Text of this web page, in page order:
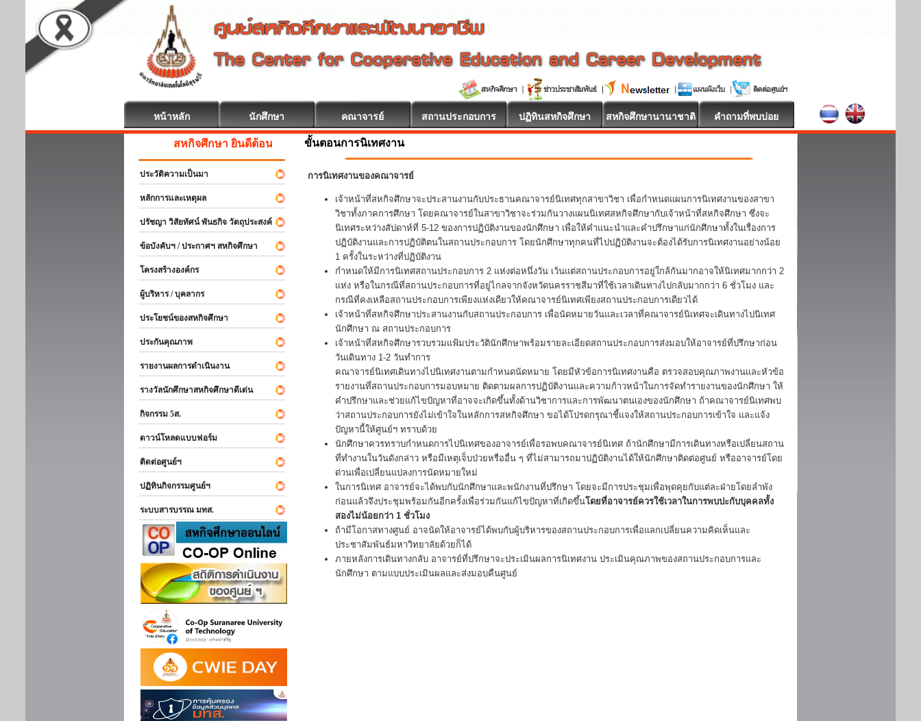
หน้าหลัก นักศึกษา คณาจารย์ สถานประกอบการ ปฏิทินสหกิจศึกษา สหกิจศึกษานานาชาติ คำถามที่พบบ่อย
สหกิจศึกษา ยินดีต้อนรับ
ประวัติความเป็นมา
หลักการและเหตุผล
ปรัชญา วิสัยทัศน์ พันธกิจ วัตถุประสงค์
ข้อบังคับฯ / ประกาศฯ สหกิจศึกษา
โครงสร้างองค์กร
ผู้บริหาร / บุคลากร
ประโยชน์ของสหกิจศึกษา
ประกันคุณภาพ
รายงานผลการดำเนินงาน
รางวัลนักศึกษาสหกิจศึกษาดีเด่น
กิจกรรม 5ส.
ดาวน์โหลดแบบฟอร์ม
ติดต่อศูนย์ฯ
ปฏิทินกิจกรรมศูนย์ฯ
ระบบสารบรรณ มทส.
ขั้นตอนการนิเทศงาน
การนิเทศงานของคณาจารย์
เจ้าหน้าที่สหกิจศึกษาจะประสานงานกับประธานคณาจารย์นิเทศทุกสาขาวิชา เพื่อกำหนดแผนการนิเทศงานของสาขา
วิชาทั้งภาคการศึกษา โดยคณาจารย์ในสาขาวิชาจะร่วมกันวางแผนนิเทศสหกิจศึกษากับเจ้าหน้าที่สหกิจศึกษา ซึ่งจะ
นิเทศระหว่างสัปดาห์ที่ 5-12 ของการปฏิบัติงานของนักศึกษา เพื่อให้คำแนะนำและคำปรึกษาแก่นักศึกษาทั้งในเรื่องการ
ปฏิบัติงานและการปฏิบัติตนในสถานประกอบการ โดยนักศึกษาทุกคนที่ไปปฏิบัติงานจะต้องได้รับการนิเทศงานอย่างน้อย
1 ครั้งในระหว่างที่ปฏิบัติงาน
กำหนดให้มีการนิเทศสถานประกอบการ 2 แห่งต่อหนึ่งวัน เว้นแต่สถานประกอบการอยู่ใกล้กันมากอาจให้นิเทศมากกว่า 2
แห่ง หรือในกรณีที่สถานประกอบการที่อยู่ไกลจากจังหวัดนครราชสีมาที่ใช้เวลาเดินทางไปกลับมากกว่า 6 ชั่วโมง และ
กรณีที่คงเหลือสถานประกอบการเพียงแห่งเดียวให้คณาจารย์นิเทศเพียงสถานประกอบการเดียวได้
เจ้าหน้าที่สหกิจศึกษาประสานงานกับสถานประกอบการ เพื่อนัดหมายวันและเวลาที่คณาจารย์นิเทศจะเดินทางไปนิเทศ
นักศึกษา ณ สถานประกอบการ
เจ้าหน้าที่สหกิจศึกษารวบรวมแฟ้มประวัตินักศึกษาพร้อมรายละเอียดสถานประกอบการส่งมอบให้อาจารย์ที่ปรึกษาก่อน
วันเดินทาง 1-2 วันทำการ
คณาจารย์นิเทศเดินทางไปนิเทศงานตามกำหนดนัดหมาย โดยมีหัวข้อการนิเทศงานคือ ตรวจสอบคุณภาพงานและหัวข้อ
รายงานที่สถานประกอบการมอบหมาย ติดตามผลการปฏิบัติงานและความก้าวหน้าในการจัดทำรายงานของนักศึกษา ให้
คำปรึกษาและช่วยแก้ไขปัญหาที่อาจจะเกิดขึ้นทั้งด้านวิชาการและการพัฒนาตนเองของนักศึกษา ถ้าคณาจารย์นิเทศพบ
ว่าสถานประกอบการยังไม่เข้าใจในหลักการสหกิจศึกษา ขอได้โปรดกรุณาชี้แจงให้สถานประกอบการเข้าใจ และแจ้ง
ปัญหานี้ให้ศูนย์ฯ ทราบด้วย
นักศึกษาควรทราบกำหนดการไปนิเทศของอาจารย์เพื่อรอพบคณาจารย์นิเทศ ถ้านักศึกษามีการเดินทางหรือเปลี่ยนสถาน
ที่ทำงานในวันดังกล่าว หรือมีเหตุเจ็บป่วยหรืออื่น ๆ ที่ไม่สามารถมาปฏิบัติงานได้ให้นักศึกษาติดต่อศูนย์ หรืออาจารย์โดย
ด่วนเพื่อเปลี่ยนแปลงการนัดหมายใหม่
ในการนิเทศ อาจารย์จะได้พบกับนักศึกษาและพนักงานที่ปรึกษา โดยจะมีการประชุมเพื่อพุดคุยกับแต่ละฝ่ายโดยลำพัง
ก่อนแล้วจึงประชุมพร้อมกันอีกครั้งเพื่อร่วมกันแก้ไขปัญหาที่เกิดขึ้นโดยที่อาจารย์ควรใช้เวลาในการพบปะกับบุคคลทั้ง
สองไม่น้อยกว่า 1 ชั่วโมง
ถ้ามีโอกาสทางศูนย์ อาจนัดให้อาจารย์ได้พบกับผู้บริหารของสถานประกอบการเพื่อแลกเปลี่ยนความคิดเห็นและ
ประชาสัมพันธ์มหาวิทยาลัยด้วยก็ได้
ภายหลังการเดินทางกลับ อาจารย์ที่ปรึกษาจะประเมินผลการนิเทศงาน ประเมินคุณภาพของสถานประกอบการและ
นักศึกษา ตามแบบประเมินผลและส่งมอบคืนศูนย์